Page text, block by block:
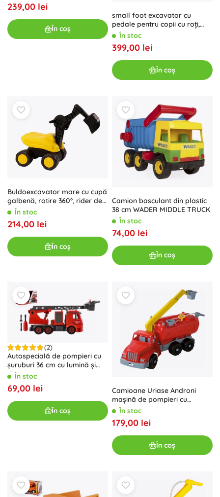
239,00 lei
În coș
small foot excavator cu
pedale pentru copii cu roți,
albastru
În stoc
399,00 lei
În coș
Buldoexcavator mare cu cupă
galbenă, rotire 360°, rider de
construcții
În stoc
214,00 lei
În coș
Camion basculant din plastic
38 cm WADER MIDDLE TRUCK
În stoc
74,00 lei
În coș
(2)
Autospecială de pompieri cu
șuruburi 36 cm cu lumină și
sunet, pulverizează apă
În stoc
69,00 lei
În coș
Camioane Uriase Androni
mașină de pompieri cu
platformă și pompă
funcțională
În stoc
179,00 lei
În coș